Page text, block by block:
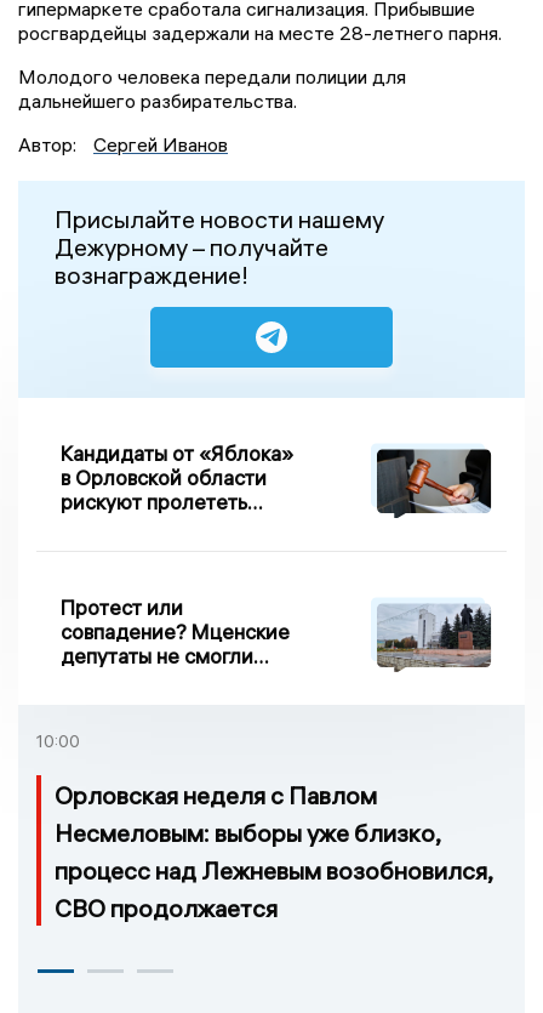
гипермаркете сработала сигнализация. Прибывшие
росгвардейцы задержали на месте 28-летнего парня.
Молодого человека передали полиции для
дальнейшего разбирательства.
Автор:
Сергей Иванов
Присылайте новости нашему
Дежурному – получайте
вознаграждение!
Кандидаты от «Яблока»
в Орловской области
рискуют пролететь
Протест или
совпадение? Мценские
депутаты не смогли
10:00
Орловская неделя с Павлом
Несмеловым: выборы уже близко,
процесс над Лежневым возобновился,
СВО продолжается